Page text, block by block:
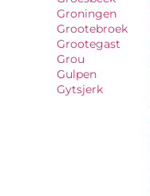
Groningen
Grootebroek
Grootegast
Grou
Gulpen
Gytsjerk